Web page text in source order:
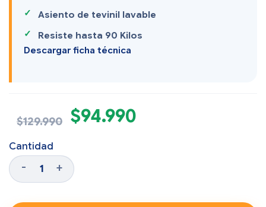
Asiento de tevinil lavable
Resiste hasta 90 Kilos
Descargar ficha técnica
$129.990 $94.990
Cantidad